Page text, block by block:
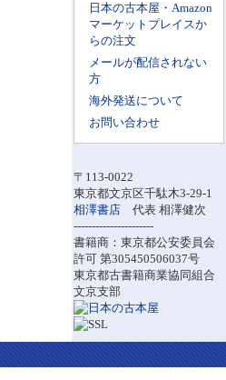
日本の古本屋・Amazon
マーケットプレイスか
らの注文
メールが配信されない
方
海外発送について
お問い合わせ
〒113-0022
東京都文京区千駄木3-29-1
相澤書店 代表 相澤健次
----------------------
書籍商：東京都公安委員会
許可 第305450506037号
東京都古書籍商業協同組合
文京支部